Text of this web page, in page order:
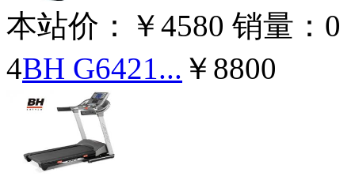
本站价： ￥4580 销量： 0
4BH G6421... ￥8800